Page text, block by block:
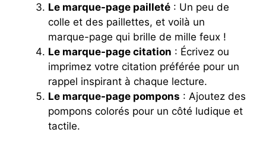
Le marque-page pailleté : Un peu de
colle et des paillettes, et voilà un
marque-page qui brille de mille feux !
Le marque-page citation : Écrivez ou
imprimez votre citation préférée pour un
rappel inspirant à chaque lecture.
Le marque-page pompons : Ajoutez des
pompons colorés pour un côté ludique et
tactile.